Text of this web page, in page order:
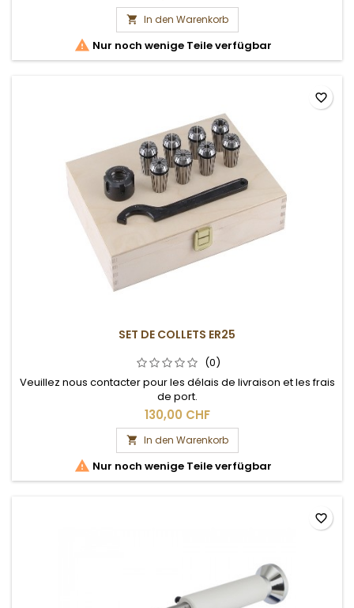
 In den Warenkorb
 Nur noch wenige Teile verfügbar
SET DE COLLETS ER25
(0)
Veuillez nous contacter pour les délais de livraison et les frais
de port.
130,00 CHF
 In den Warenkorb
 Nur noch wenige Teile verfügbar
favorite_border
favorite_border